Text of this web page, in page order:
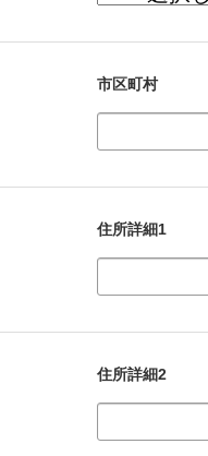
市区町村
住所詳細1
住所詳細2